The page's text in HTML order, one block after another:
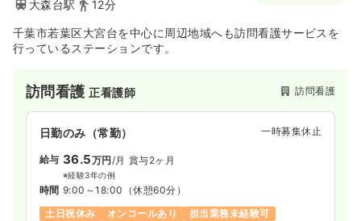
大森台駅
12分
千葉市若葉区大宮台を中心に周辺地域へも訪問看護サービスを
行っているステーションです。
訪問看護正看護師 訪問看護
日勤のみ（常勤） 一時募集休止
給与 36.5万円 /月 賞与2ヶ月
※経験3年の例
時間 9:00～18:00 （休憩60分）
土日祝休み
オンコールあり
担当業務未経験可